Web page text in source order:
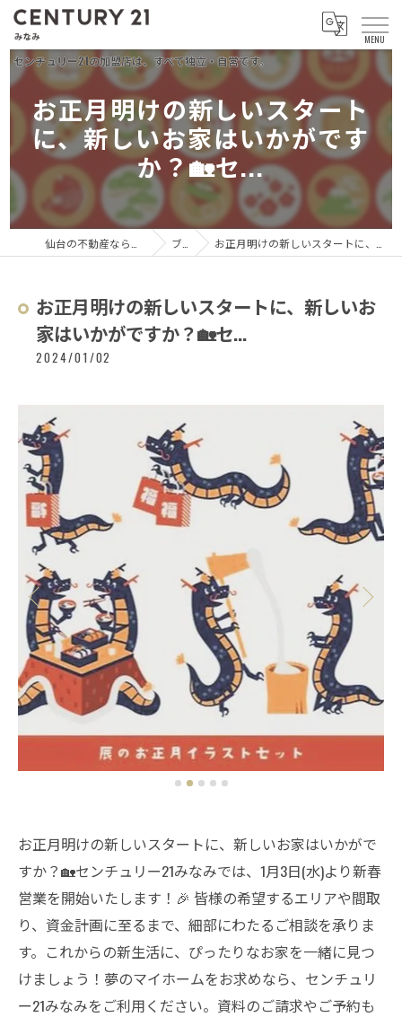
お正月明けの新しいスタート
に、新しいお家はいかがです
か？🏡セ...
ブログ お正月明けの新しいスタートに、新しいお家はいかがですか？🏡セ...
お正月明けの新しいスタートに、新しいお
家はいかがですか？🏡セ...
2024/01/02
お正月明けの新しいスタートに、新しいお家はいかがで
すか？🏡センチュリー21みなみでは、1月3日(水)より新春
営業を開始いたします！🎉 皆様の希望するエリアや間取
り、資金計画に至るまで、細部にわたるご相談を承りま
す。これからの新生活に、ぴったりなお家を一緒に見つ
けましょう！夢のマイホームをお求めなら、センチュリ
ー21みなみをご利用ください。資料のご請求やご予約も